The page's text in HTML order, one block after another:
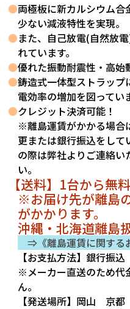
●両極板に新カルシウム合
少ない減液特性を実現。
●また、自己放電(自然放
れています。
●優れた振動耐震性・高始
●鋳造式一体型ストラップ
電効率の増加を図ってい
●クレジット決済可能！
※離島運賃がかかる場合
更または銀行振込をして
の際は弊社よりご連絡い
い。
【送料】1台から無料
※お届け先が離島
がかかります。
沖縄・北海道離島
⇒《離島運賃に関する
【お支払方法】銀行振
※メーカー直送のため代
ん。
【発送場所】岡山 京